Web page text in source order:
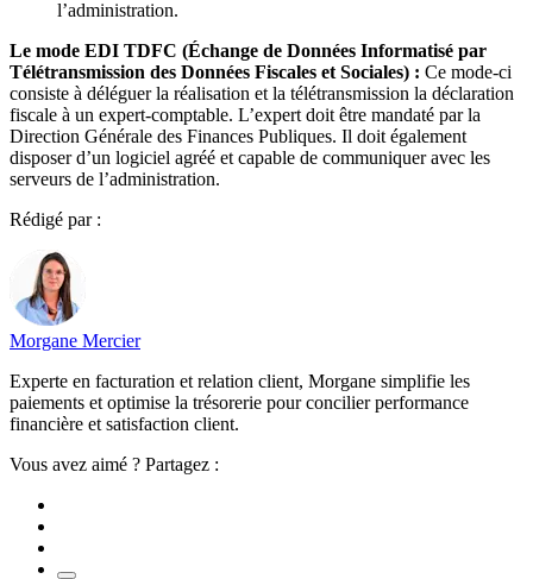
l’administration.
Le mode EDI TDFC (Échange de Données Informatisé par
Télétransmission des Données Fiscales et Sociales) : Ce mode-ci
consiste à déléguer la réalisation et la télétransmission la déclaration
fiscale à un expert-comptable. L’expert doit être mandaté par la
Direction Générale des Finances Publiques. Il doit également
disposer d’un logiciel agréé et capable de communiquer avec les
serveurs de l’administration.
Rédigé par :
Morgane Mercier
Experte en facturation et relation client, Morgane simplifie les
paiements et optimise la trésorerie pour concilier performance
financière et satisfaction client.
Vous avez aimé ? Partagez :